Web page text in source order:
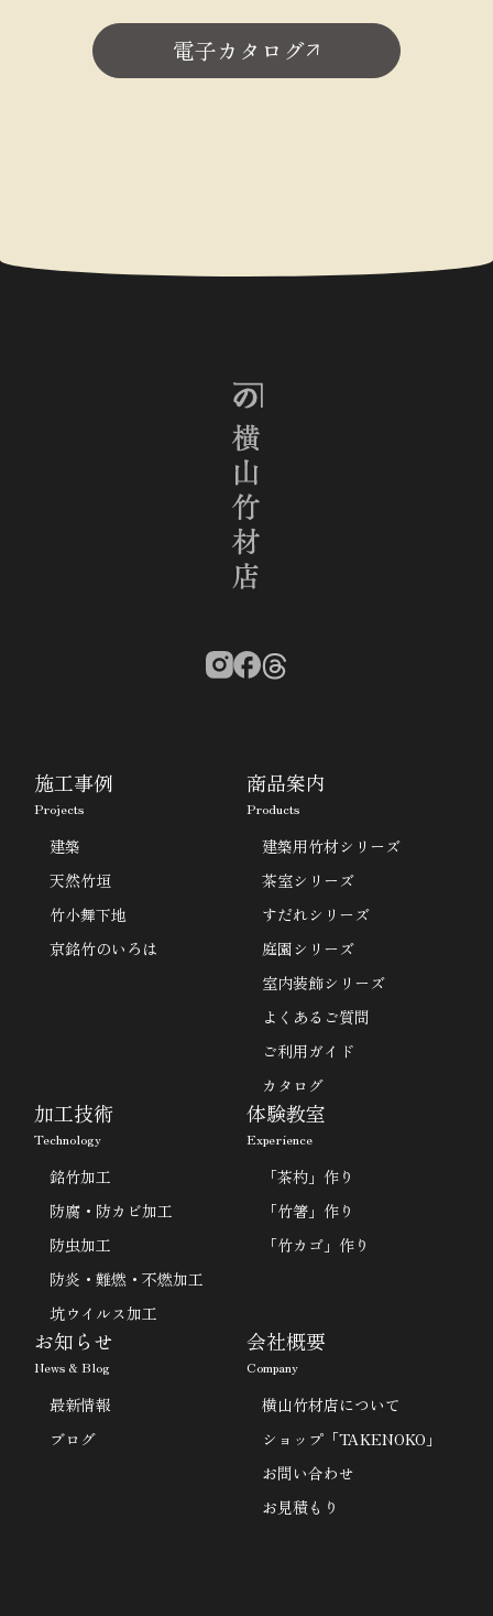
電子カタログ
施工事例
Projects
建築
天然竹垣
竹小舞下地
京銘竹のいろは
商品案内
Products
建築用竹材シリーズ
茶室シリーズ
すだれシリーズ
庭園シリーズ
室内装飾シリーズ
よくあるご質問
ご利用ガイド
カタログ
加工技術
Technology
銘竹加工
防腐・防カビ加工
防虫加工
防炎・難燃・不燃加工
坑ウイルス加工
体験教室
Experience
「茶杓」作り
「竹箸」作り
「竹カゴ」作り
お知らせ
News & Blog
最新情報
ブログ
会社概要
Company
横山竹材店について
ショップ「TAKENOKO」
お問い合わせ
お見積もり